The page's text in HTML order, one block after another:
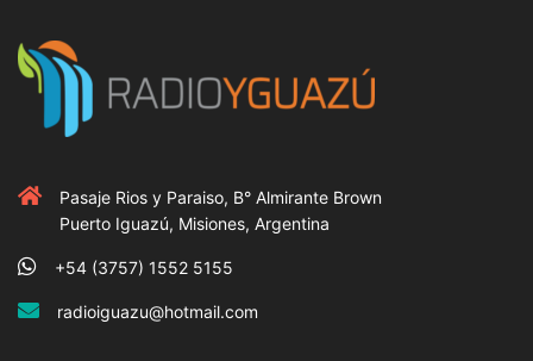
Pasaje Rios y Paraiso, B° Almirante Brown
Puerto Iguazú, Misiones, Argentina
+54 (3757) 1552 5155
radioiguazu@hotmail.com